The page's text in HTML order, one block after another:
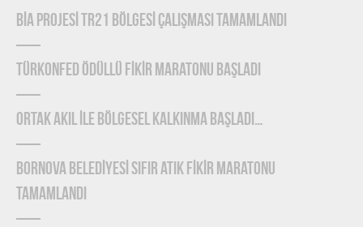
BİA PROJESİ TR21 BÖLGESİ ÇALIŞMASI TAMAMLANDI
TÜRKONFED Ödüllü FİKİR Maratonu Başladı
ORTAK AKIL İLE BÖLGESEL KALKINMA BAŞLADI…
BORNOVA BELEDİYESİ SIFIR ATIK FİKİR MARATONU
TAMAMLANDI